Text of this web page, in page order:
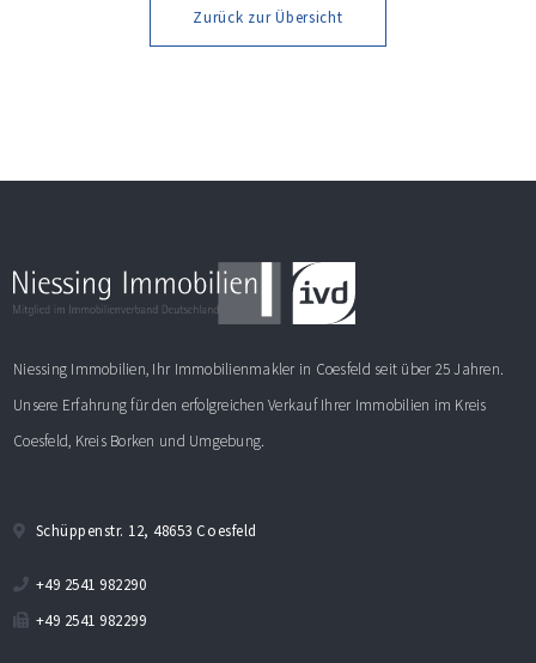
Zurück zur Übersicht
Niessing Immobilien, Ihr Immobilienmakler in Coesfeld seit über 25 Jahren.
Unsere Erfahrung für den erfolgreichen Verkauf Ihrer Immobilien im Kreis
Coesfeld, Kreis Borken und Umgebung.
Schüppenstr. 12, 48653 Coesfeld
+49 2541 982290
+49 2541 982299